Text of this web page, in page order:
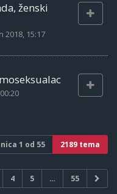
ženski
2018, 15:17
1 od 55 2189 tema
4 5 … 55